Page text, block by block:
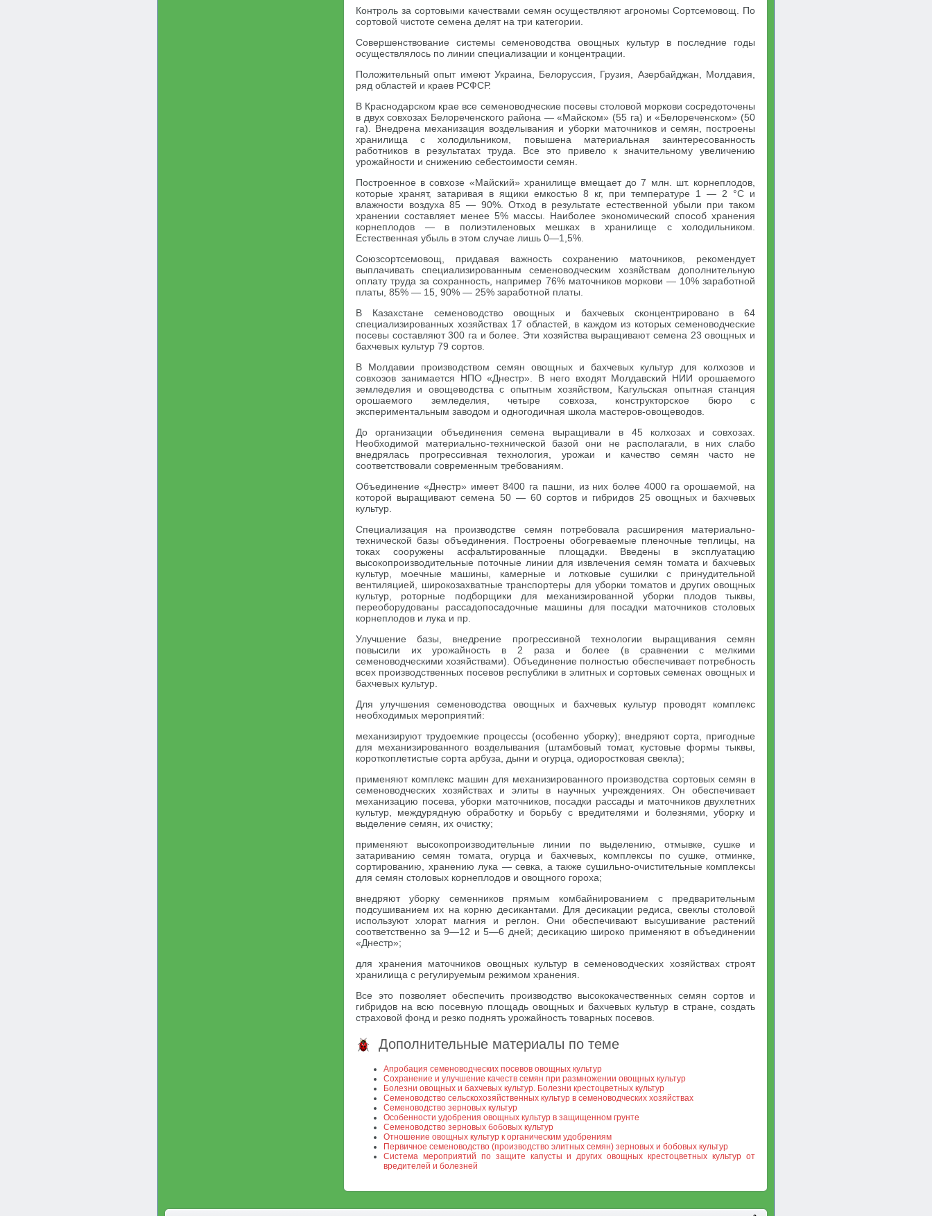
Контроль за сортовыми качествами семян осуществляют агрономы Сортсемовощ. По
сортовой чистоте семена делят на три категории.
Совершенствование системы семеноводства овощных культур в последние годы
осуществлялось по линии специализации и концентрации.
Положительный опыт имеют Украина, Белоруссия, Грузия, Азербайджан, Молдавия,
ряд областей и краев РСФСР.
В Краснодарском крае все семеноводческие посевы столовой моркови сосредоточены
в двух совхозах Белореченского района — «Майском» (55 га) и «Белореченском» (50
га). Внедрена механизация возделывания и уборки маточников и семян, построены
хранилища с холодильником, повышена материальная заинтересованность
работников в результатах труда. Все это привело к значительному увеличению
урожайности и снижению себестоимости семян.
Построенное в совхозе «Майский» хранилище вмещает до 7 млн. шт. корнеплодов,
которые хранят, затаривая в ящики емкостью 8 кг, при температуре 1 — 2 °С и
влажности воздуха 85 — 90%. Отход в результате естественной убыли при таком
хранении составляет менее 5% массы. Наиболее экономический способ хранения
корнеплодов — в полиэтиленовых мешках в хранилище с холодильником.
Естественная убыль в этом случае лишь 0—1,5%.
Союзсортсемовощ, придавая важность сохранению маточников, рекомендует
выплачивать специализированным семеноводческим хозяйствам дополнительную
оплату труда за сохранность, например 76% маточников моркови — 10% заработной
платы, 85% — 15, 90% — 25% заработной платы.
В Казахстане семеноводство овощных и бахчевых сконцентрировано в 64
специализированных хозяйствах 17 областей, в каждом из которых семеноводческие
посевы составляют 300 га и более. Эти хозяйства выращивают семена 23 овощных и
бахчевых культур 79 сортов.
В Молдавии производством семян овощных и бахчевых культур для колхозов и
совхозов занимается НПО «Днестр». В него входят Молдавский НИИ орошаемого
земледелия и овощеводства с опытным хозяйством, Кагульская опытная станция
орошаемого земледелия, четыре совхоза, конструкторское бюро с
экспериментальным заводом и одногодичная школа мастеров-овощеводов.
До организации объединения семена выращивали в 45 колхозах и совхозах.
Необходимой материально-технической базой они не располагали, в них слабо
внедрялась прогрессивная технология, урожаи и качество семян часто не
соответствовали современным требованиям.
Объединение «Днестр» имеет 8400 га пашни, из них более 4000 га орошаемой, на
которой выращивают семена 50 — 60 сортов и гибридов 25 овощных и бахчевых
культур.
Специализация на производстве семян потребовала расширения материально-
технической базы объединения. Построены обогреваемые пленочные теплицы, на
токах сооружены асфальтированные площадки. Введены в эксплуатацию
высокопроизводительные поточные линии для извлечения семян томата и бахчевых
культур, моечные машины, камерные и лотковые сушилки с принудительной
вентиляцией, широкозахватные транспортеры для уборки томатов и других овощных
культур, роторные подборщики для механизированной уборки плодов тыквы,
переоборудованы рассадопосадочные машины для посадки маточников столовых
корнеплодов и лука и пр.
Улучшение базы, внедрение прогрессивной технологии выращивания семян
повысили их урожайность в 2 раза и более (в сравнении с мелкими
семеноводческими хозяйствами). Объединение полностью обеспечивает потребность
всех производственных посевов республики в элитных и сортовых семенах овощных и
бахчевых культур.
Для улучшения семеноводства овощных и бахчевых культур проводят комплекс
необходимых мероприятий:
механизируют трудоемкие процессы (особенно уборку); внедряют сорта, пригодные
для механизированного возделывания (штамбовый томат, кустовые формы тыквы,
короткоплетистые сорта арбуза, дыни и огурца, одиоростковая свекла);
применяют комплекс машин для механизированного производства сортовых семян в
семеноводческих хозяйствах и элиты в научных учреждениях. Он обеспечивает
механизацию посева, уборки маточников, посадки рассады и маточников двухлетних
культур, междурядную обработку и борьбу с вредителями и болезнями, уборку и
выделение семян, их очистку;
применяют высокопроизводительные линии по выделению, отмывке, сушке и
затариванию семян томата, огурца и бахчевых, комплексы по сушке, отминке,
сортированию, хранению лука — севка, а также сушильно-очистительные комплексы
для семян столовых корнеплодов и овощного гороха;
внедряют уборку семенников прямым комбайнированием с предварительным
подсушиванием их на корню десикантами. Для десикации редиса, свеклы столовой
используют хлорат магния и реглон. Они обеспечивают высушивание растений
соответственно за 9—12 и 5—6 дней; десикацию широко применяют в объединении
«Днестр»;
для хранения маточников овощных культур в семеноводческих хозяйствах строят
хранилища с регулируемым режимом хранения.
Все это позволяет обеспечить производство высококачественных семян сортов и
гибридов на всю посевную площадь овощных и бахчевых культур в стране, создать
страховой фонд и резко поднять урожайность товарных посевов.
Дополнительные материалы по теме
Апробация семеноводческих посевов овощных культур
Сохранение и улучшение качеств семян при размножении овощных культур
Болезни овощных и бахчевых культур. Болезни крестоцветных культур
Семеноводство сельскохозяйственных культур в семеноводческих хозяйствах
Семеноводство зерновых культур
Особенности удобрения овощных культур в защищенном грунте
Семеноводство зерновых бобовых культур
Отношение овощных культур к органическим удобрениям
Первичное семеноводство (производство элитных семян) зерновых и бобовых культур
Система мероприятий по защите капусты и других овощных крестоцветных культур от
вредителей и болезней